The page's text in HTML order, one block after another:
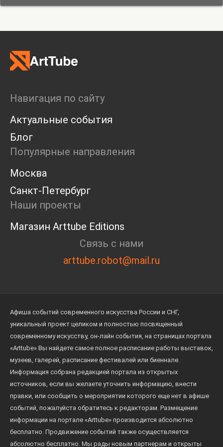
Навигация по сайту
Актуальные события
Блог
Популярные направления
Москва
Санкт-Петербург
Наши проекты
Магазин Arttube Editions
Связь с нами
arttube.robot@mail.ru
Афиша событий современного искусства России и СНГ,
уникальный проект целиком и полностью посвященный
современному искусству, он-лайн события, на страницах портала
«Arttube» Вы найдете самое полное расписание работы выставок,
музеев, галерей, расписание фестивалей или биеннале.
Информация собрана редакцией портала из открытых
источников, если вы желаете уточнить информацию, внести
правки, или сообщить о мероприятии которого еще нет в афише
событий, пожалуйста обратитесь к редакторам. Размещение
информации на портале «Arttube» производится абсолютно
бесплатно. Продвижение событий также осуществляется
абсолютно бесплатно. Мы рады новым партнерам и открыты